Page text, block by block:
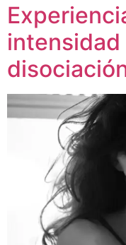
intensidad